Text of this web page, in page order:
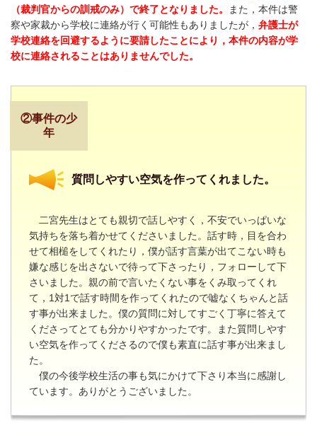
（裁判官からの訓戒のみ）で終了となりました。
また，本件は警
察や家裁から学校に連絡が行く可能性もありましたが， 弁護士が
学校連絡を回避するように要請したことにより，本件の内容が学
校に連絡されることはありませんでした。
②事件の少
年
質問しやすい空気を作ってくれました。
二宮先生はとても親切で話しやすく，不安でいっぱいな
気持ちを落ち着かせてくださいました。話す時，目を合わ
せて相槌をしてくれたり，僕が話す言葉が出てこない時も
嫌な感じを出さないで待って下さったり，フォローして下
さいました。親の前で言いたくない事をくみ取ってくれ
て， 1対1 で話す時間を作ってくれたので嘘なくちゃんと話
す事が出来ました。僕の質問に対してすごく丁寧に答えて
くださってとても分かりやすかったです。また質問しやす
い空気を作ってくださるので僕も素直に話す事が出来まし
た。
僕の今後学校生活の事も気にかけて下さり本当に感謝し
ています。ありがとうございました。